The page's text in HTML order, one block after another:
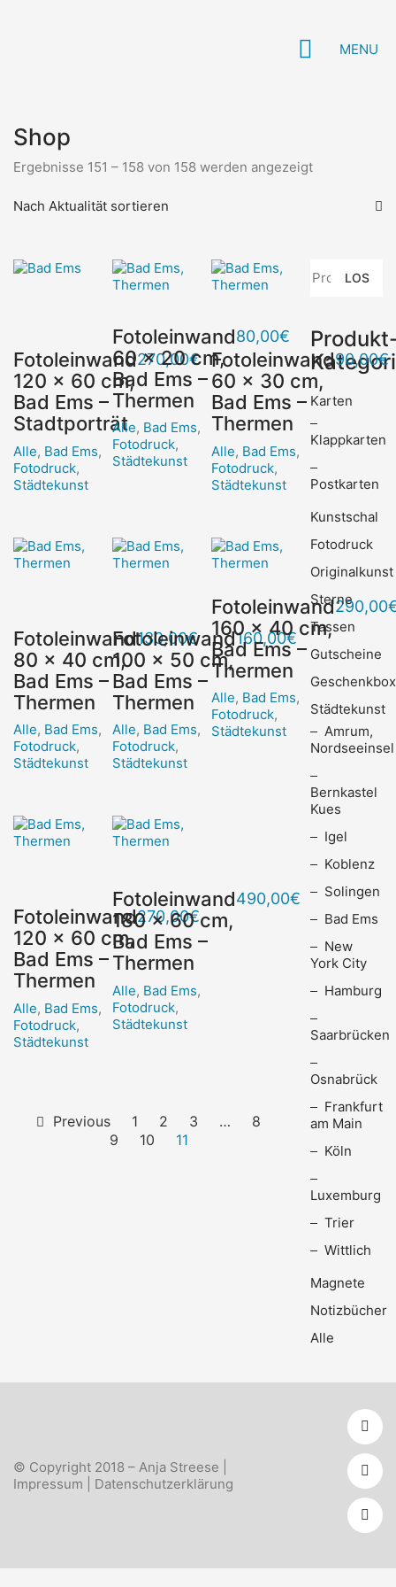
MENU
Shop
Ergebnisse 151 – 158 von 158 werden angezeigtNach
Nach Aktualität sortieren
Fotoleinwand
120 x 60 cm,
Bad Ems –
Stadtporträt
Alle, Bad Ems,
Fotodruck,
Städtekunst
270,00€
Fotoleinwand
60 x 20 cm,
Bad Ems –
Thermen
Alle, Bad Ems,
Fotodruck,
Städtekunst
80,00€
Fotoleinwand
60 x 30 cm,
Bad Ems –
Thermen
Alle, Bad Ems,
Fotodruck,
Städtekunst
90,00€
Fotoleinwand
80 x 40 cm,
Bad Ems –
Thermen
Alle, Bad Ems,
Fotodruck,
Städtekunst
130,00€
Fotoleinwand
100 x 50 cm,
Bad Ems –
Thermen
Alle, Bad Ems,
Fotodruck,
Städtekunst
160,00€
Fotoleinwand
160 x 40 cm,
Bad Ems –
Thermen
Alle, Bad Ems,
Fotodruck,
Städtekunst
290,00
Fotoleinwand
120 x 60 cm,
Bad Ems –
Thermen
Alle, Bad Ems,
Fotodruck,
Städtekunst
270,00€
Fotoleinwand
180 x 60 cm,
Bad Ems –
Thermen
Alle, Bad Ems,
Fotodruck,
Städtekunst
490,00€
Previous 1 2 3 …
8
9
10 11
nach:
LOS
Karten
Klappkarten
Postkarten
Kunstschal
Fotodruck
Originalkunst
Sterne
Tassen
Gutscheine
Städtekunst
Amrum,
Nordseeinsel
Bernkastel
Kues
Igel
Koblenz
Solingen
Bad Ems
New
York City
Hamburg
Saarbrücken
Osnabrück
Frankfurt
am Main
Köln
Luxemburg
Trier
Wittlich
Magnete
Notizbücher
Alle
© Copyright 2018 – Anja Streese |
Impressum
Datenschutzerklärung